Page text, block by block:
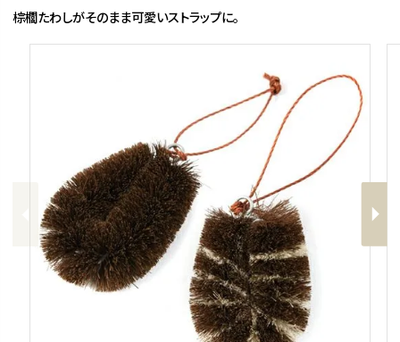
Previous
棕櫚たわしがそのまま可愛いストラップに。